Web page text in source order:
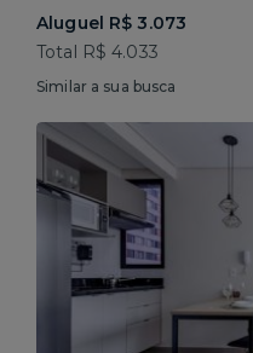
Aluguel R$ 3.073
Total R$ 4.033
Similar a sua busca